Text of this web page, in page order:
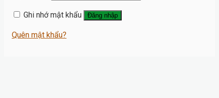
Ghi nhớ mật khẩu Đăng nhập
Quên mật khẩu?